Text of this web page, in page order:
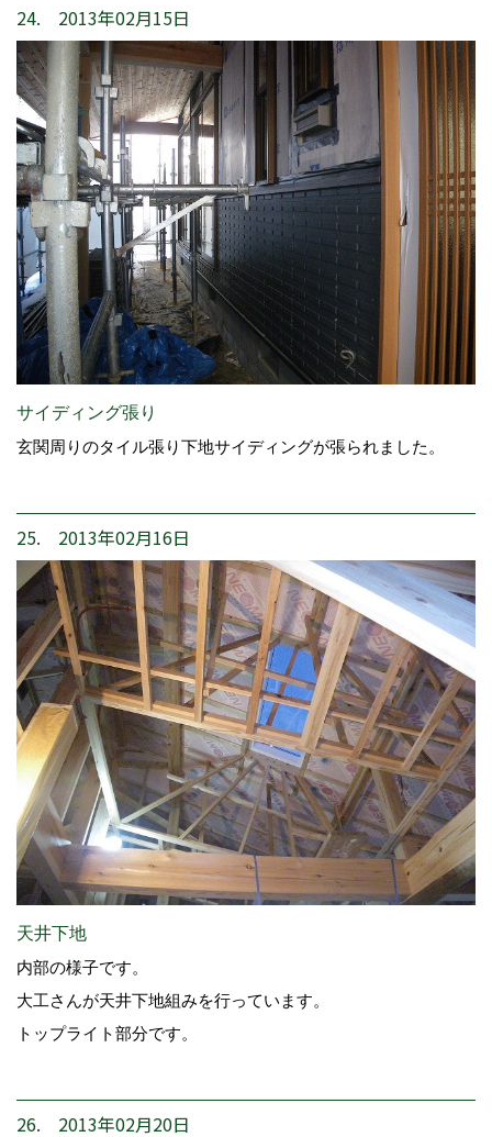
24. 2013年02月15日
サイディング張り
玄関周りのタイル張り下地サイディングが張られました。
25. 2013年02月16日
天井下地
内部の様子です。
大工さんが天井下地組みを行っています。
トップライト部分です。
26. 2013年02月20日